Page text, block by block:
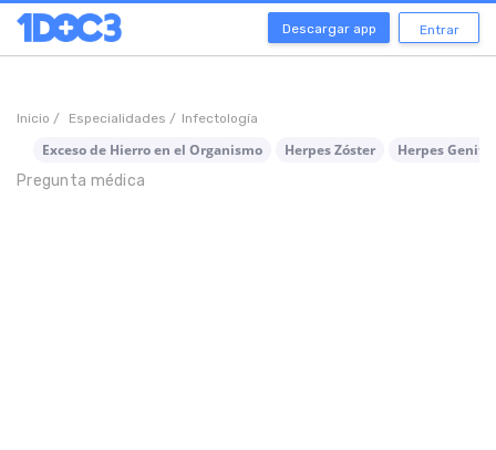
Descargar app Entrar
Inicio / Especialidades / Infectología
Exceso de Hierro en el Organismo Herpes Zóster
Herpes Genital
Pregunta médica